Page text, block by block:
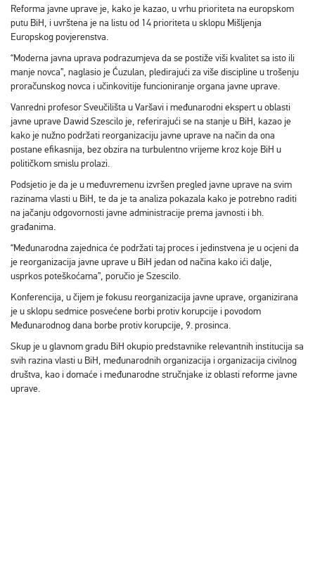
Reforma javne uprave je, kako je kazao, u vrhu prioriteta na europskom
putu BiH, i uvrštena je na listu od 14 prioriteta u sklopu Mišljenja
Europskog povjerenstva.
“Moderna javna uprava podrazumjeva da se postiže viši kvalitet sa isto ili
manje novca”, naglasio je Ćuzulan, pledirajući za više discipline u trošenju
proračunskog novca i učinkovitije funcioniranje organa javne uprave.
Vanredni profesor Sveučilišta u Varšavi i međunarodni ekspert u oblasti
javne uprave Dawid Szescilo je, referirajući se na stanje u BiH, kazao je
kako je nužno podržati reorganizaciju javne uprave na način da ona
postane efikasnija, bez obzira na turbulentno vrijeme kroz koje BiH u
političkom smislu prolazi.
Podsjetio je da je u međuvremenu izvršen pregled javne uprave na svim
razinama vlasti u BiH, te da je ta analiza pokazala kako je potrebno raditi
na jačanju odgovornosti javne administracije prema javnosti i bh.
građanima.
“Međunarodna zajednica će podržati taj proces i jedinstvena je u ocjeni da
je reorganizacija javne uprave u BiH jedan od načina kako ići dalje,
usprkos poteškoćama”, poručio je Szescilo.
Konferencija, u čijem je fokusu reorganizacija javne uprave, organizirana
je u sklopu sedmice posvećene borbi protiv korupcije i povodom
Međunarodnog dana borbe protiv korupcije, 9. prosinca.
Skup je u glavnom gradu BiH okupio predstavnike relevantnih institucija sa
svih razina vlasti u BiH, međunarodnih organizacija i organizacija civilnog
društva, kao i domaće i međunarodne stručnjake iz oblasti reforme javne
uprave.